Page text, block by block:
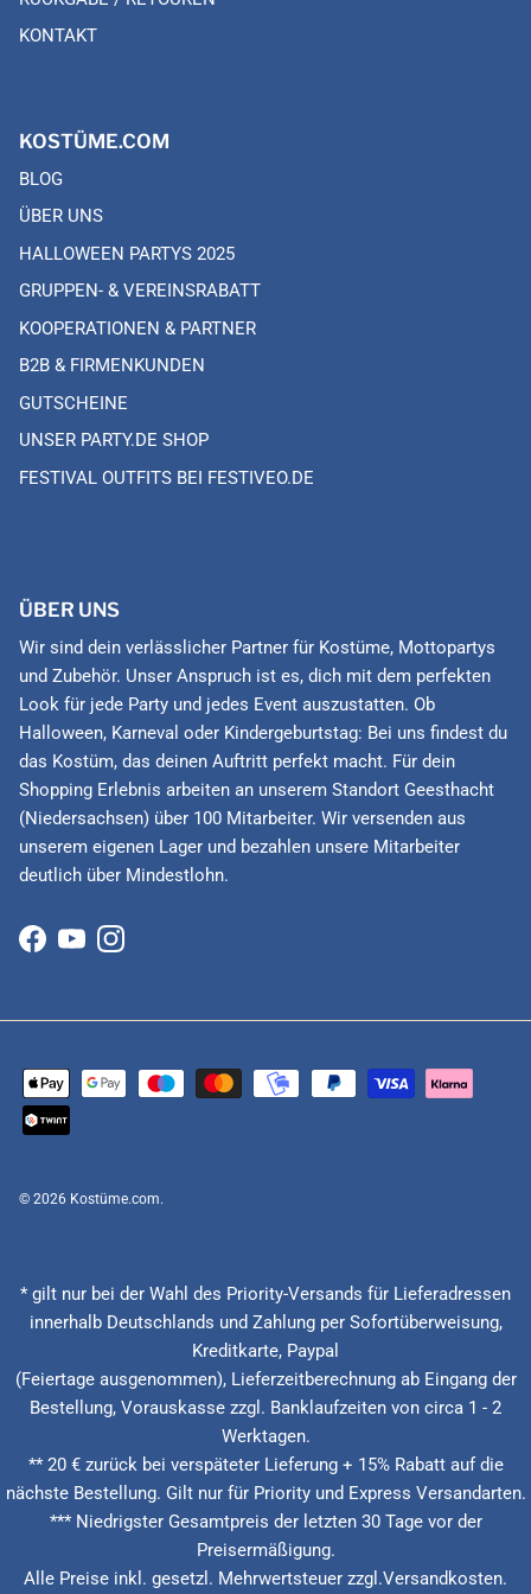
KONTAKT
KOSTÜME.COM
BLOG
ÜBER UNS
HALLOWEEN PARTYS 2025
GRUPPEN- & VEREINSRABATT
KOOPERATIONEN & PARTNER
B2B & FIRMENKUNDEN
GUTSCHEINE
UNSER PARTY.DE SHOP
FESTIVAL OUTFITS BEI FESTIVEO.DE
ÜBER UNS
Wir sind dein verlässlicher Partner für Kostüme, Mottopartys
und Zubehör. Unser Anspruch ist es, dich mit dem perfekten
Look für jede Party und jedes Event auszustatten. Ob
Halloween, Karneval oder Kindergeburtstag: Bei uns findest du
das Kostüm, das deinen Auftritt perfekt macht. Für dein
Shopping Erlebnis arbeiten an unserem Standort Geesthacht
(Niedersachsen) über 100 Mitarbeiter. Wir versenden aus
unserem eigenen Lager und bezahlen unsere Mitarbeiter
deutlich über Mindestlohn.
Facebook
YouTubeInstagram
© 2026 Kostüme.com.
* gilt nur bei der Wahl des Priority-Versands für Lieferadressen
innerhalb Deutschlands und Zahlung per Sofortüberweisung,
Kreditkarte, Paypal
(Feiertage ausgenommen), Lieferzeitberechnung ab Eingang der
Bestellung, Vorauskasse zzgl. Banklaufzeiten von circa 1 - 2
Werktagen.
** 20 € zurück bei verspäteter Lieferung + 15% Rabatt auf die
nächste Bestellung. Gilt nur für Priority und Express Versandarten.
*** Niedrigster Gesamtpreis der letzten 30 Tage vor der
Preisermäßigung.
Alle Preise inkl. gesetzl. Mehrwertsteuer zzgl.Versandkosten.